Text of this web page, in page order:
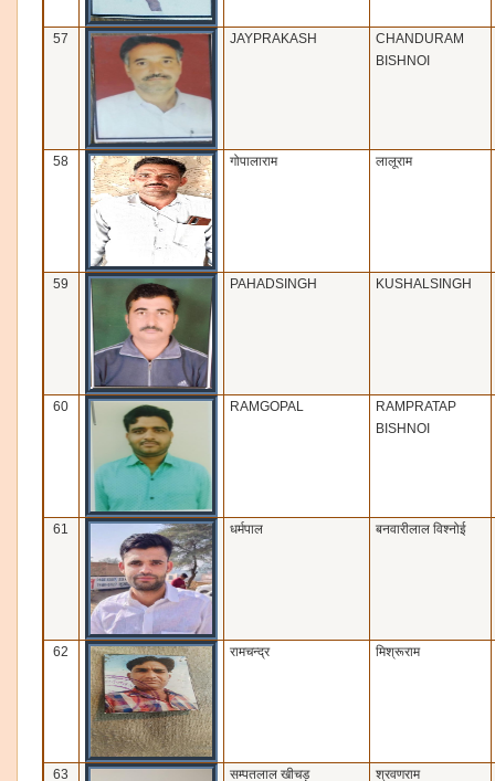
57 JAYPRAKASH
CHANDURAM
BISHNOI
58 गोपालाराम लालूराम
59 PAHADSINGH KUSHALSINGH
60 RAMGOPAL
RAMPRATAP
BISHNOI
61 धर्मपाल बनवारीलाल विश्‍नोई
62 रामचन्‍द्र मिश्रूराम
63 सम्‍पतलाल खीचड़ श्रवणराम